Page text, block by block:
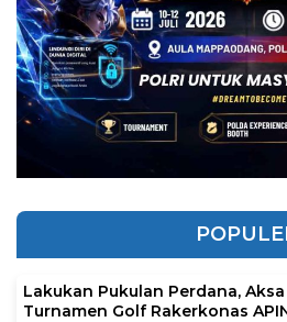
Lakukan Pukulan Perdana,
Turnamen Golf Rakerkonas